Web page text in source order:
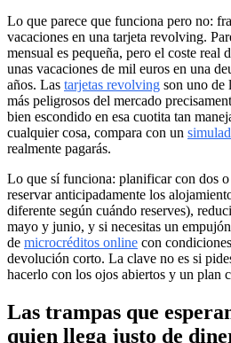
Lo que parece que funciona pero no:
vacaciones en una tarjeta revolving.
mensual es pequeña, pero el coste real
unas vacaciones de mil euros en una
años. Las tarjetas revolving son uno de
más peligrosos del mercado
bien escondido en esa cuotita tan
cualquier cosa, compara con un
realmente pagarás.
Lo que sí funciona: planificar con dos o
reservar anticipadamente los
diferente según cuándo reserves),
mayo y junio, y si necesitas un
de microcréditos online con
devolución corto. La clave no es si
hacerlo con los ojos abiertos y un plan
Las trampas que
quien llega justo de